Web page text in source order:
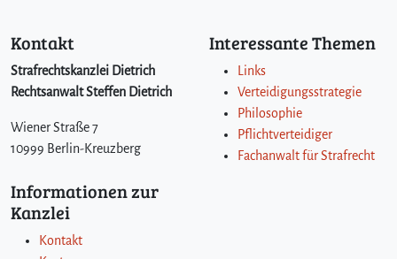
Kontakt
Strafrechtskanzlei Dietrich
Rechtsanwalt Steffen Dietrich
Wiener Straße 7
10999 Berlin-Kreuzberg
Interessante Themen
Links
Verteidigungsstrategie
Philosophie
Pflichtverteidiger
Fachanwalt für Strafrecht
Informationen zur
Kanzlei
Kontakt